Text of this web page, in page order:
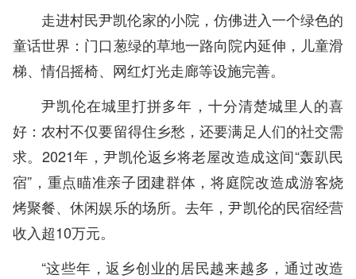
走进村民尹凯伦家的小院，仿佛进入一个绿色的
童话世界：门口葱绿的草地一路向院内延伸，儿童滑
梯、情侣摇椅、网红灯光走廊等设施完善。
尹凯伦在城里打拼多年，十分清楚城里人的喜
好：农村不仅要留得住乡愁，还要满足人们的社交需
求。2021年，尹凯伦返乡将老屋改造成这间“轰趴民
宿”，重点瞄准亲子团建群体，将庭院改造成游客烧
烤聚餐、休闲娱乐的场所。去年，尹凯伦的民宿经营
收入超10万元。
“这些年，返乡创业的居民越来越多，通过改造